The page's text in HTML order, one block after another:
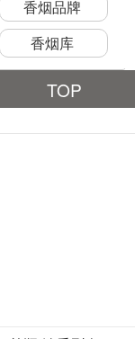
香烟品牌
香烟库
TOP